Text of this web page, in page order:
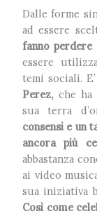
Dalle forme
ad essere
fanno
essere
temi sociali.
Perez,che ha
sua terra
consensi e un
ancora più
abbastanza
ai video
sua iniziativa
Così come